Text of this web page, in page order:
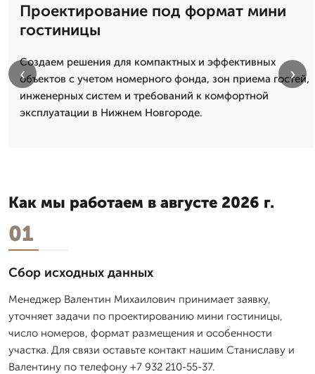
Проектирование под формат мини
гостиницы
Создаем решения для компактных и эффективных
объектов с учетом номерного фонда, зон приема гостей,
инженерных систем и требований к комфортной
эксплуатации в Нижнем Новгороде.
‹ ›
Как мы работаем в августе 2026 г.
01
Сбор исходных данных
Менеджер Валентин Михаилович принимает заявку,
уточняет задачи по проектированию мини гостиницы,
число номеров, формат размещения и особенности
участка. Для связи оставьте контакт нашим Станиславу и
Валентину по телефону +7 932 210-55-37.